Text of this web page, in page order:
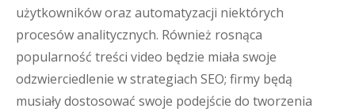
użytkowników oraz automatyzacji niektórych
procesów analitycznych. Również rosnąca
popularność treści video będzie miała swoje
odzwierciedlenie w strategiach SEO; firmy będą
musiały dostosować swoje podejście do tworzenia